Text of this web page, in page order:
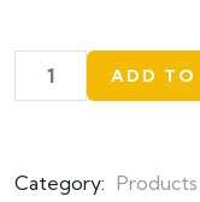
ADD TO
Category: Products